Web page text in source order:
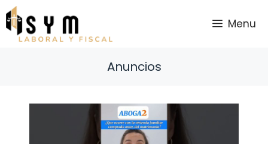
Saltar
al
contenido
Menu
Anuncios